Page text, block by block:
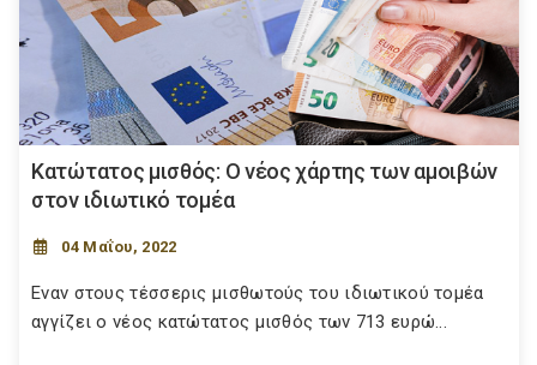
Κατώτατος μισθός: Ο νέος χάρτης των αμοιβών
στον ιδιωτικό τομέα
04 Μαΐου, 2022
Εναν στους τέσσερις μισθωτούς του ιδιωτικού τομέα
αγγίζει ο νέος κατώτατος μισθός των 713 ευρώ...